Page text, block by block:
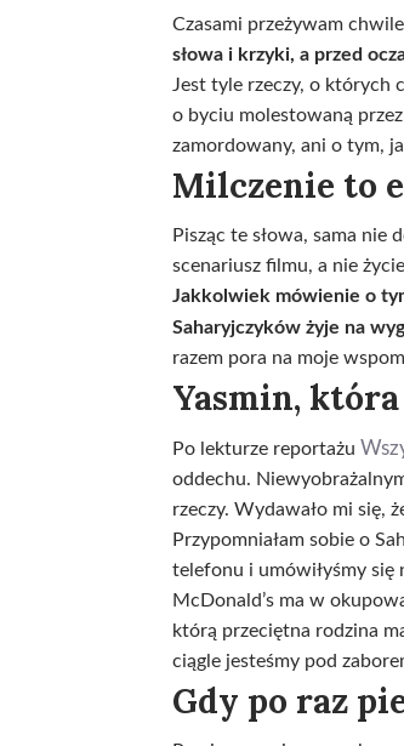
Czasami przeżywam
słowa i krzyki, a przed
Jest tyle rzeczy, o których
o byciu molestowaną
zamordowany, ani o tym,
Milczenie to
Pisząc te słowa, sama
scenariusz filmu, a nie
Jakkolwiek mówienie o
Saharyjczyków żyje na
razem pora na moje
Yasmin, która
Po lekturze reportażu
oddechu.
rzeczy. Wydawało mi się,
Przypomniałam sobie o
telefonu i umówiłyśmy się
McDonald’s ma w
którą przeciętna rodzina
ciągle jesteśmy pod
Gdy po raz